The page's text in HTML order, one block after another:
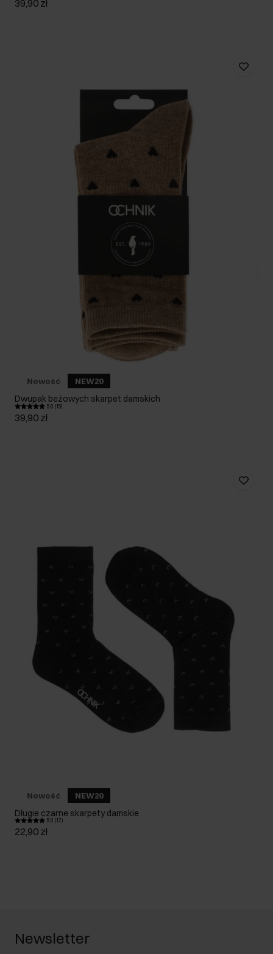
39,90 zł
Nowość NEW20
Dwupak beżowych skarpet damskich
5.0 (15)
39,90 zł
Nowość NEW20
Długie czarne skarpety damskie
5.0 (17)
22,90 zł
Newsletter